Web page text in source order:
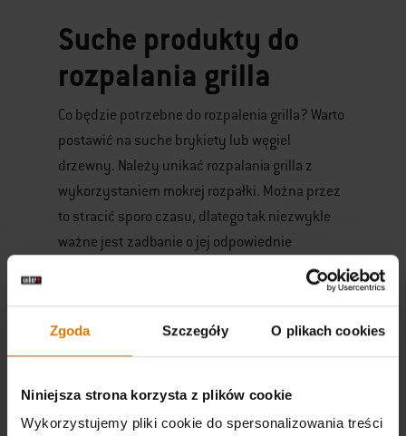
Zgoda Szczegóły O plikach cookies
Niniejsza strona korzysta z plików cookie
Wykorzystujemy pliki cookie do spersonalizowania treści
Suche produkty do
rozpalania grilla
Co będzie potrzebne do rozpalenia grilla? Warto
postawić na suche brykiety lub węgiel
drzewny. Należy unikać rozpalania grilla z
wykorzystaniem mokrej rozpałki. Można przez
to stracić sporo czasu, dlatego tak niezwykle
ważne jest zadbanie o jej odpowiednie
przechowywanie, w suchym, pozbawionym
dostępu do wilgoci miejscu. Na rynku dostępne
narzędzia